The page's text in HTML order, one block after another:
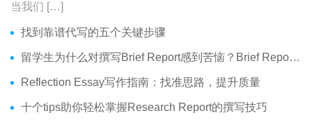
当我们 […]
找到靠谱代写的五个关键步骤
留学生为什么对撰写Brief Report感到苦恼？Brief Report究竟是什么？
Reflection Essay写作指南：找准思路，提升质量
十个tips助你轻松掌握Research Report的撰写技巧